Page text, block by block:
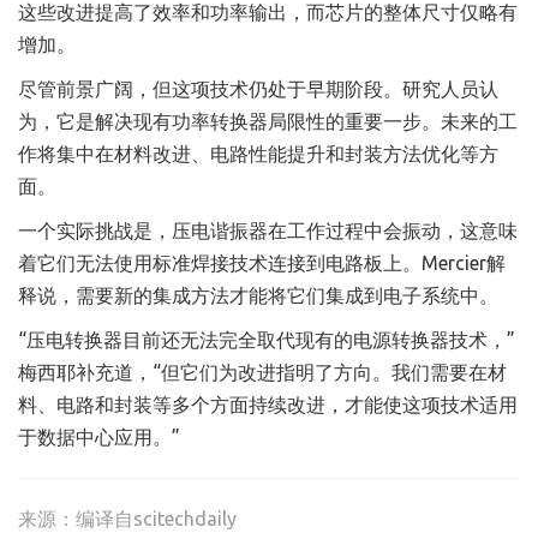
这些改进提高了效率和功率输出，而芯片的整体尺寸仅略有
增加。
尽管前景广阔，但这项技术仍处于早期阶段。研究人员认
为，它是解决现有功率转换器局限性的重要一步。未来的工
作将集中在材料改进、电路性能提升和封装方法优化等方
面。
一个实际挑战是，压电谐振器在工作过程中会振动，这意味
着它们无法使用标准焊接技术连接到电路板上。Mercier解
释说，需要新的集成方法才能将它们集成到电子系统中。
“压电转换器目前还无法完全取代现有的电源转换器技术，”
梅西耶补充道，“但它们为改进指明了方向。我们需要在材
料、电路和封装等多个方面持续改进，才能使这项技术适用
于数据中心应用。”
来源：编译自scitechdaily